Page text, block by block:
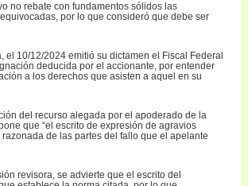
no rebate con fundamentos sólidos las
por lo que consideró que debe ser
el 10/12/2024 emitió su dictamen el Fiscal Federal
deducida por el accionante, por entender
a los derechos que asisten a aquel en su
del recurso alegada por el apoderado de la
que “el escrito de expresión de agravios
de las partes del fallo que el apelante
revisora, se advierte que el escrito del